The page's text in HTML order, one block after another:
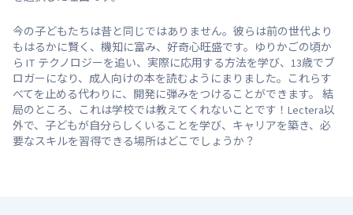
今の子どもたちは昔と同じではありません。彼らは前の世代より
もはるかに賢く、機知に富み、好奇心旺盛です。ゆりかごの頃か
ら IT テクノロジーを追い、実際に応用する方法を学び、13歳でブ
ロガーになり、成人向けの本を読むようにまりました。これらす
べてを止める代わりに、開発に弾みをつけることができます。 結
局のところ、これは学校では教えてくれないことです！Lectera以
外で、子どもが自分らしくいることを学び、キャリアを築き、必
要なスキルを習得できる場所はどこでしょうか？